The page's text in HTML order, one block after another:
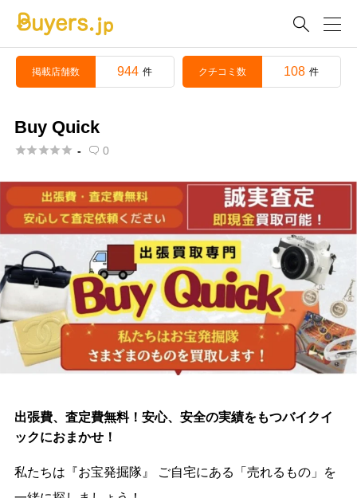

掲載店舗数 944 件 クチコミ数 108 件
Buy Quick
 -  0
出張費、査定費無料！安心、安全の実績をもつバイクイ
ックにおまかせ！
私たちは『お宝発掘隊』 ご自宅にある「売れるもの」を